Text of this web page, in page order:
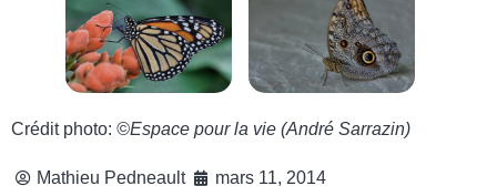
Crédit photo: ©Espace pour la vie (André Sarrazin)
Mathieu Pedneault
mars 11, 2014